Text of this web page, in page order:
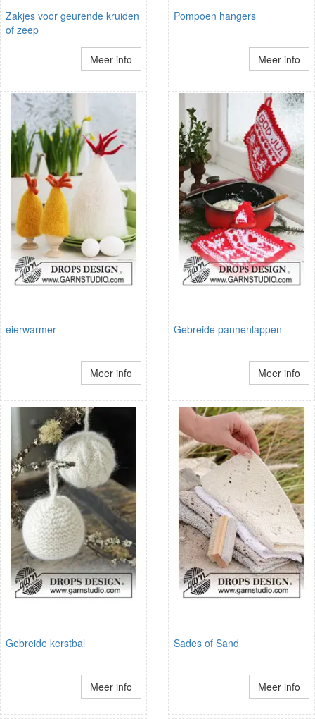
Zakjes voor geurende kruiden
of zeep
Meer info
Pompoen hangers
Meer info
eierwarmer
Meer info
Gebreide pannenlappen
Meer info
Gebreide kerstbal
Meer info
Sades of Sand
Meer info